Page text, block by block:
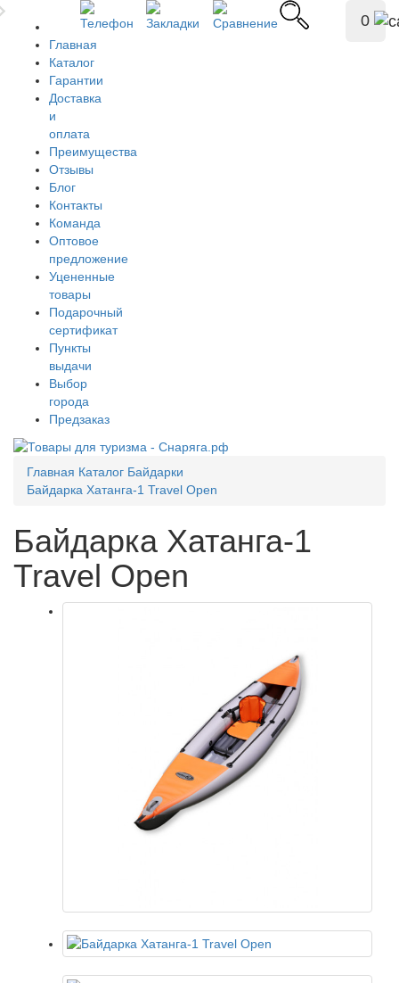
Главная
Каталог
Гарантии
Доставка
и
оплата
Преимущества
Отзывы
Блог
Контакты
Команда
Оптовое
предложение
Уцененные
товары
Подарочный
сертификат
Пункты
выдачи
Выбор
города
Предзаказ
0
Главная Каталог Байдарки
Байдарка Хатанга-1 Travel Open
Байдарка Хатанга-1
Travel Open